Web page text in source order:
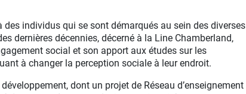
des individus qui se sont démarqués au sein des diverses
dernières décennies, décerné à la Line Chamberland,
social et son apport aux études sur les
à changer la perception sociale à leur endroit.
dont un projet de Réseau d’enseignement